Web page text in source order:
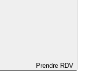
Prendre RDV